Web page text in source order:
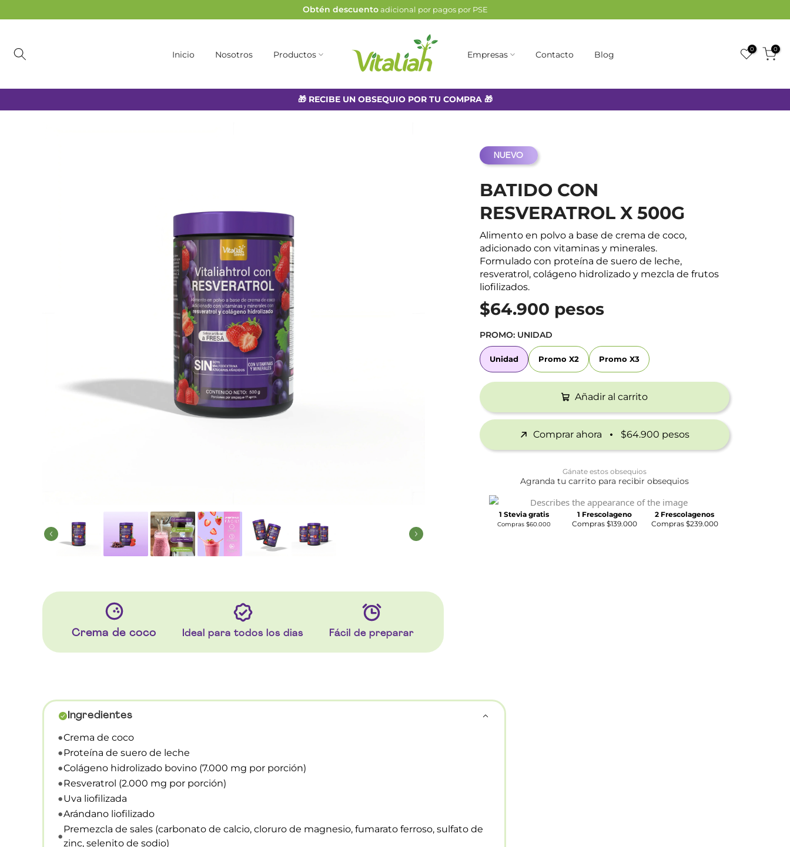
Obtén descuentoadicional por pagos por PSE
Inicio Nosotros Productos Empresas Contacto Blog 0 0
🎁 RECIBE UN OBSEQUIO POR TU COMPRA 🎁
Crema de coco Ideal para todos los dias Fácil de preparar
NUEVO
BATIDO CON
RESVERATROL X 500G
Alimento en polvo a base de crema de coco,
adicionado con vitaminas y minerales.
Formulado con proteína de suero de leche,
resveratrol, colágeno hidrolizado y mezcla de frutos
liofilizados.
$64.900 pesos
PROMO: UNIDAD
Unidad
Unidad
Promo X2
Promo X2
Promo X3
Promo X3
Añadir al carrito
Comprar ahora $64.900 pesos
Gánate estos obsequios
Agranda tu carrito para recibir obsequios
1 Stevia gratis
Compras $60.000
1 Frescolageno
Compras $139.000
2 Frescolagenos
Compras $239.000
Ingredientes
Crema de coco
Proteína de suero de leche
Colágeno hidrolizado bovino (7.000 mg por porción)
Resveratrol (2.000 mg por porción)
Uva liofilizada
Arándano liofilizado
Premezcla de sales (carbonato de calcio, cloruro de magnesio, fumarato ferroso, sulfato de
zinc, selenito de sodio)